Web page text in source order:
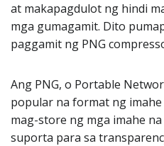
at makapagdulot ng hindi
mga gumagamit. Dito
paggamit ng PNG
Ang PNG, o Portable
popular na format ng
mag-store ng mga imahe
suporta para sa